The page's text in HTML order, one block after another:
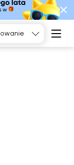
3 osób poleca